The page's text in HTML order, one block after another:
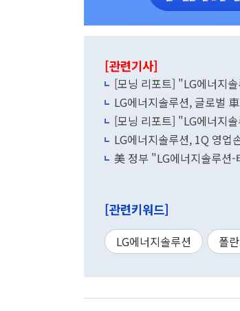
[관련기사]
[모닝 리포트] "LG에너지
LG에너지솔루션, 글로벌
[모닝 리포트] "LG에너지
LG에너지솔루션, 1Q 영
美 정부 "LG에너지솔루션
[관련키워드]
LG에너지솔루션 폴